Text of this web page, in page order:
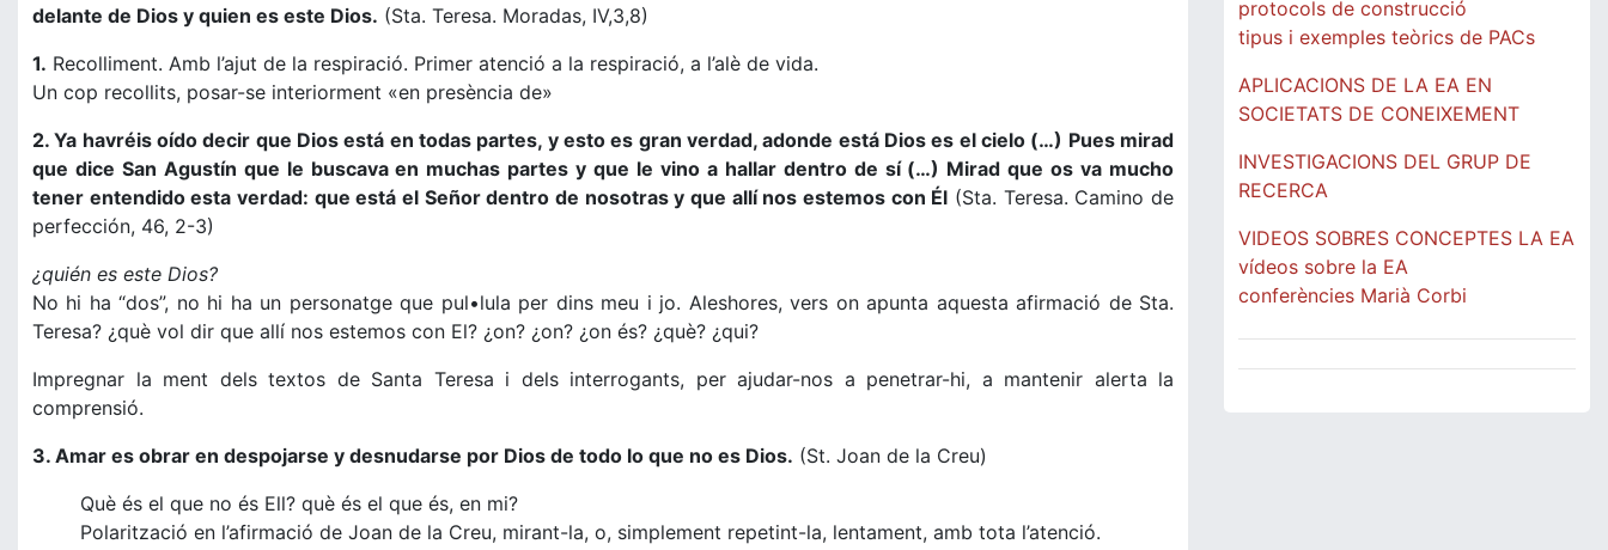
delante de Dios y quien es este Dios. (Sta. Teresa. Moradas, IV,3,8)
1. Recolliment. Amb l’ajut de la respiració. Primer atenció a la respiració, a l’alè de vida.
Un cop recollits, posar-se interiorment «en presència de»
2. Ya havréis oído decir que Dios está en todas partes, y esto es gran verdad, adonde está Dios es el cielo (…) Pues mirad
que dice San Agustín que le buscava en muchas partes y que le vino a hallar dentro de sí (…) Mirad que os va mucho
tener entendido esta verdad: que está el Señor dentro de nosotras y que allí nos estemos con Él (Sta. Teresa. Camino de
perfección, 46, 2-3)
¿quién es este Dios?
No hi ha “dos”, no hi ha un personatge que pul•lula per dins meu i jo. Aleshores, vers on apunta aquesta afirmació de Sta.
Teresa? ¿què vol dir que allí nos estemos con El? ¿on? ¿on? ¿on és? ¿què? ¿qui?
Impregnar la ment dels textos de Santa Teresa i dels interrogants, per ajudar-nos a penetrar-hi, a mantenir alerta la
comprensió.
3. Amar es obrar en despojarse y desnudarse por Dios de todo lo que no es Dios. (St. Joan de la Creu)
Què és el que no és Ell? què és el que és, en mi?
Polarització en l’afirmació de Joan de la Creu, mirant-la, o, simplement repetint-la, lentament, amb tota l’atenció.
protocols de construcció
tipus i exemples teòrics de PACs
APLICACIONS DE LA EA EN
SOCIETATS DE CONEIXEMENT
INVESTIGACIONS DEL GRUP DE
RECERCA
VIDEOS SOBRES CONCEPTES LA EA
vídeos sobre la EA
conferències Marià Corbi